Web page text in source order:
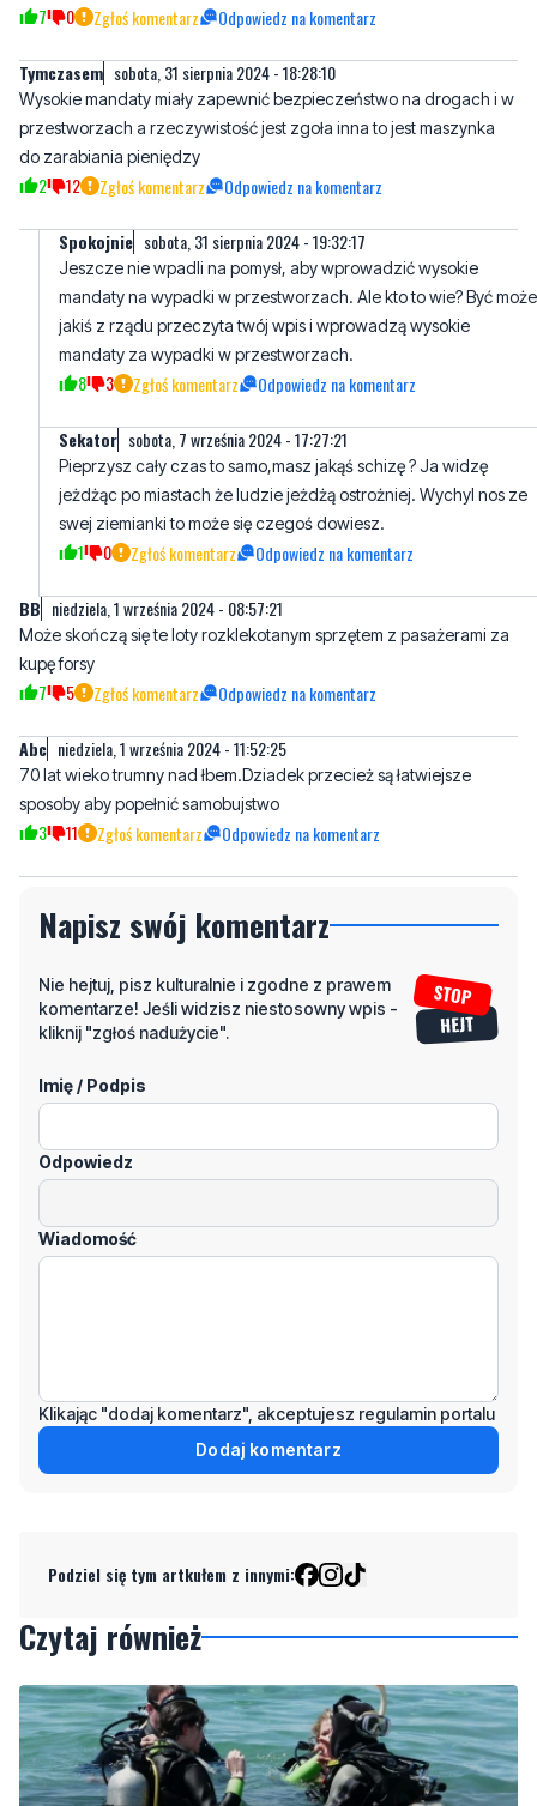
Wysokie mandaty miały zapewnić bezpieczeństwo na drogach i w
do zarabiania pieniędzy
2 12 Zgłoś komentarz Odpowiedz na komentarz
Spokojnie sobota, 31 sierpnia 2024 - 19:32:17
Jeszcze nie wpadli na pomysł, aby wprowadzić wysokie
jakiś z rządu przeczyta twój wpis i wprowadzą wysokie
mandaty za wypadki w przestworzach.
8 3 Zgłoś komentarz Odpowiedz na komentarz
Sekator sobota, 7 września 2024 - 17:27:21
Pieprzysz cały czas to samo,masz jakąś schizę ? Ja widzę
swej ziemianki to może się czegoś dowiesz.
1 0 Zgłoś komentarz Odpowiedz na komentarz
niedziela, 1 września 2024 - 08:57:21
Może skończą się te loty rozklekotanym sprzętem z pasażerami za
7 5 Zgłoś komentarz Odpowiedz na komentarz
Abc niedziela, 1 września 2024 - 11:52:25
70 lat wieko trumny nad łbem.Dziadek przecież są łatwiejsze
3 11 Zgłoś komentarz Odpowiedz na komentarz
Napisz swój komentarz
komentarze! Jeśli widzisz niestosowny wpis -
kliknij "zgłoś nadużycie".
Imię / Podpis
Odpowiedz
Wiadomość
2